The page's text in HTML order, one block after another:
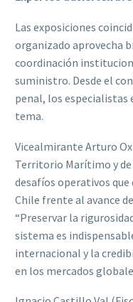
Las exposiciones
organizado aprovecha
coordinación
suministro. Desde el
penal, los especialistas
tema.
Vicealmirante Arturo
Territorio Marítimo y
desafíos operativos
Chile frente al avance
“Preservar la
sistema es
internacional y la
en los mercados